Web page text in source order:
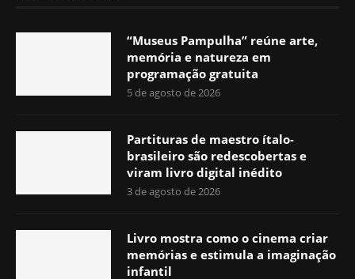
“Museus Pampulha” reúne arte,
memória e natureza em
programação gratuita
5 de agosto de 2026
Partituras de maestro ítalo-
brasileiro são redescobertas e
viram livro digital inédito
3 de agosto de 2026
Livro mostra como o cinema criar
memórias e estimula a imaginação
infantil